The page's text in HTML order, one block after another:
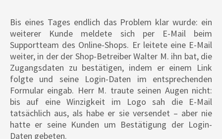
Bis eines Tages endlich das Problem klar wurde: ein
weiterer Kunde meldete sich per E-Mail beim
Supportteam des Online-Shops. Er leitete eine E-Mail
weiter, in der der Shop-Betreiber Walter M. ihn bat, die
Zugangsdaten zu bestätigen, indem er einem Link
folgte und seine Login-Daten im entsprechenden
Formular eingab. Herr M. traute seinen Augen nicht:
bis auf eine Winzigkeit im Logo sah die E-Mail
tatsächlich aus, als habe er sie versendet – aber nie
hatte er seine Kunden um Bestätigung der Login-
Daten gebeten.